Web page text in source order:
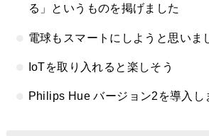
る」というものを掲げました
電球もスマートにしようと思いま
IoTを取り入れると楽しそう
Philips Hue バージョン2を導入し